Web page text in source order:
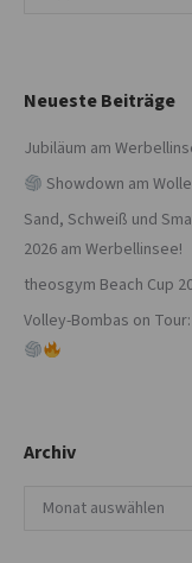
Neueste Beiträge
Jubiläum am
Showdown am
Sand, Schweiß und
2026 am Werbellinsee!
theosgym Beach Cup
Volley-Bombas on
Archiv
Archiv